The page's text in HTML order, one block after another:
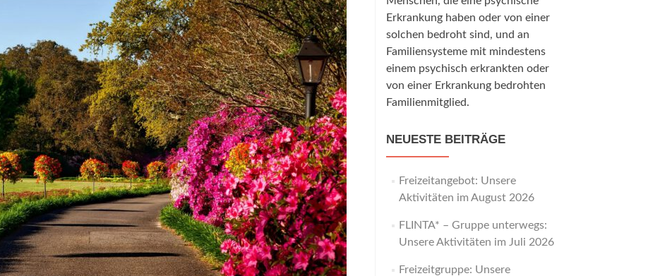
Erkrankung haben oder von einer
solchen bedroht sind, und an
Familiensysteme mit mindestens
einem psychisch erkrankten oder
von einer Erkrankung bedrohten
Familienmitglied.
NEUESTE BEITRÄGE
Freizeitangebot: Unsere
Aktivitäten im August 2026
FLINTA* – Gruppe unterwegs:
Unsere Aktivitäten im Juli 2026
Freizeitgruppe: Unsere